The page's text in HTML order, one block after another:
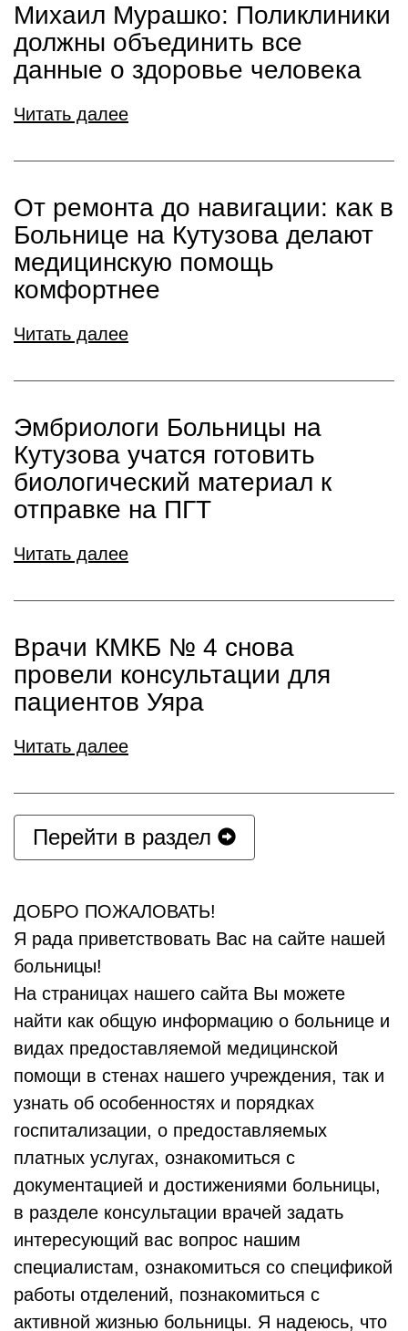
Михаил Мурашко: Поликлиники
должны объединить все
данные о здоровье человека
Читать далее
От ремонта до навигации: как в
Больнице на Кутузова делают
медицинскую помощь
комфортнее
Читать далее
Эмбриологи Больницы на
Кутузова учатся готовить
биологический материал к
отправке на ПГТ
Читать далее
Врачи КМКБ № 4 снова
провели консультации для
пациентов Уяра
Читать далее
Перейти в раздел
ДОБРО ПОЖАЛОВАТЬ!
Я рада приветствовать Вас на сайте нашей
больницы!
На страницах нашего сайта Вы можете
найти как общую информацию о больнице и
видах предоставляемой медицинской
помощи в стенах нашего учреждения, так и
узнать об особенностях и порядках
госпитализации, о предоставляемых
платных услугах, ознакомиться с
документацией и достижениями больницы,
в разделе консультации врачей задать
интересующий вас вопрос нашим
специалистам, ознакомиться со спецификой
работы отделений, познакомиться с
активной жизнью больницы. Я надеюсь, что